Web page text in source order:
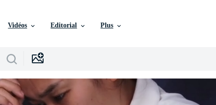
Vidéos Editorial Plus